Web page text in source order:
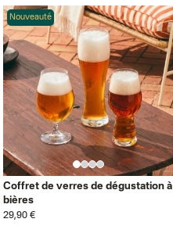
Nouveauté
Coffret de verres de dégustation à
bières
29,90 €